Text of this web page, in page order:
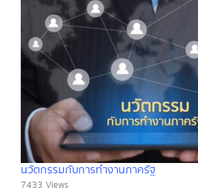
นวัตกรรมกับการทำงานภาครัฐ
7433 Views